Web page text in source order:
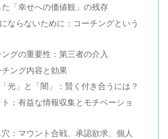
た「幸せへの価値観」の残存
ならないために：コーチングという
グの重要性：第三者の介入
ング内容と効果
光」と「闇」：賢く付き合うには？
：有益な情報収集とモチベーショ
：マウント合戦、承認欲求、個人